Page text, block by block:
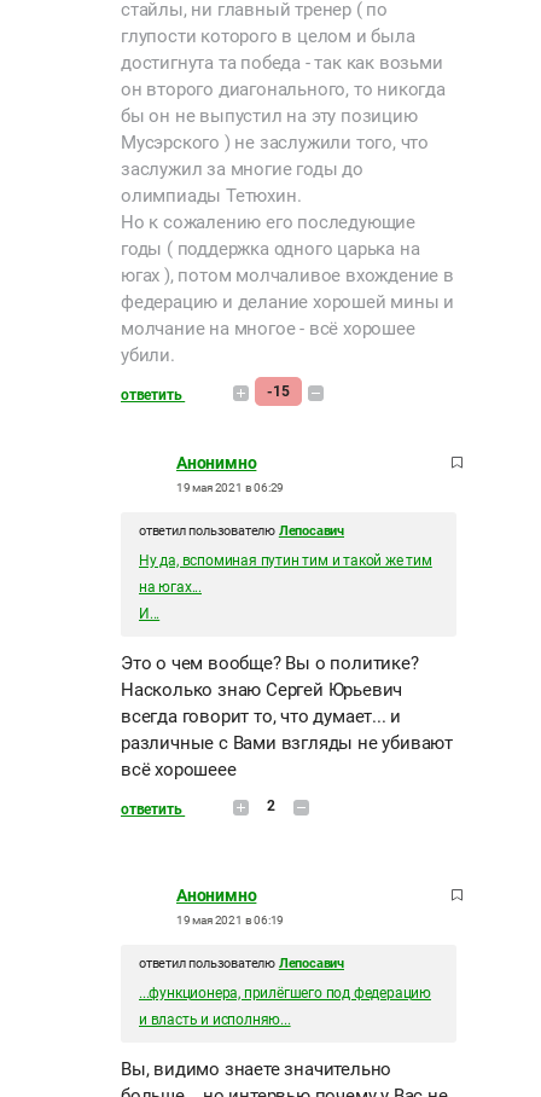
стайлы, ни главный тренер ( по
глупости которого в целом и была
достигнута та победа - так как возьми
он второго диагонального, то никогда
бы он не выпустил на эту позицию
Мусэрского ) не заслужили того, что
заслужил за многие годы до
олимпиады Тетюхин.
Но к сожалению его последующие
годы ( поддержка одного царька на
югах ), потом молчаливое вхождение в
федерацию и делание хорошей мины и
молчание на многое - всё хорошее
убили.
ответить -15
Анонимно
19 мая 2021 в 06:29
ответил пользователю Лепосавич
Ну да, вспоминая путин тим и такой же тим
на югах...
И...
Это о чем вообще? Вы о политике?
Насколько знаю Сергей Юрьевич
всегда говорит то, что думает... и
различные с Вами взгляды не убивают
всё хорошеее
ответить 2
Анонимно
19 мая 2021 в 06:19
ответил пользователю Лепосавич
...функционера, прилёгшего под федерацию
и власть и исполняю...
Вы, видимо знаете значительно